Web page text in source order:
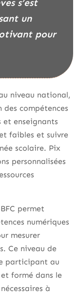
s’est
un
pour
niveau national,
des compétences
et enseignants
faibles et suivre
scolaire. Pix
personnalisées
permet
numériques
mesurer
Ce niveau de
participant au
formé dans le
à